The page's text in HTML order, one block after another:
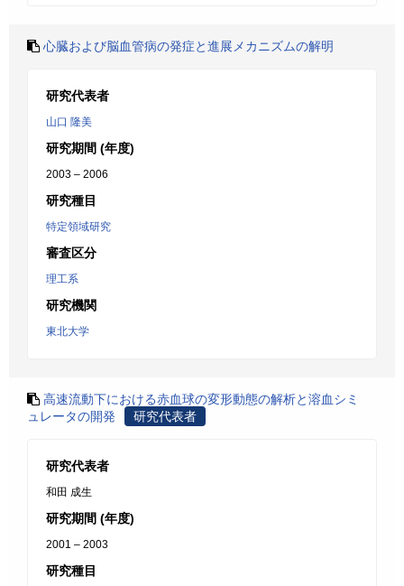
心臓および脳血管病の発症と進展メカニズムの解明
研究代表者
山口 隆美
研究期間 (年度)
2003 – 2006
研究種目
特定領域研究
審査区分
理工系
研究機関
東北大学
高速流動下における赤血球の変形動態の解析と溶血シミ
ュレータの開発
研究代表者
研究代表者
和田 成生
研究期間 (年度)
2001 – 2003
研究種目